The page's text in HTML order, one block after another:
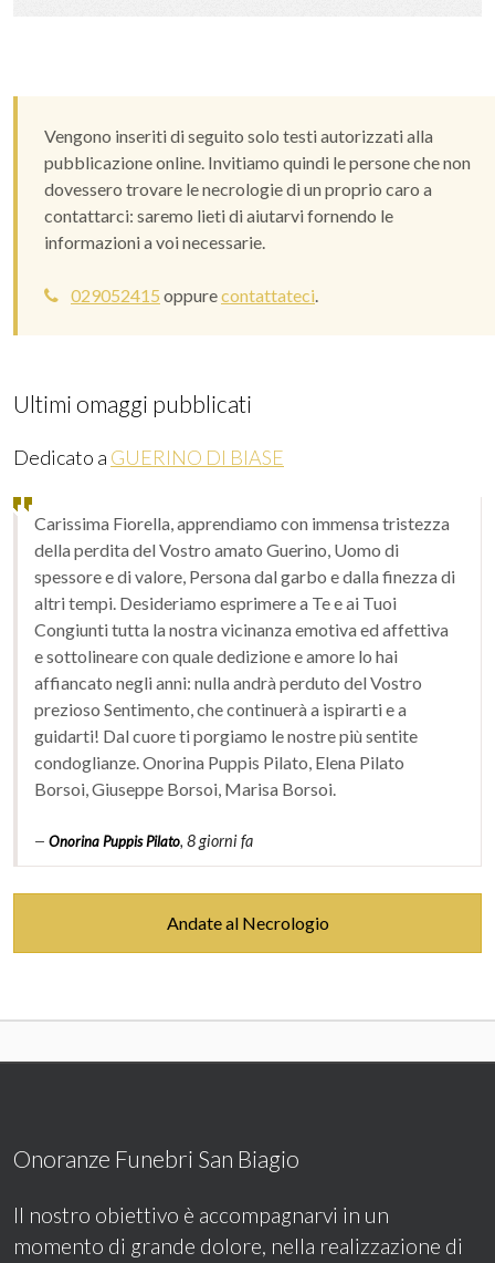
storia
dando
conforto
Vengono inseriti di seguito solo testi autorizzati alla
pubblicazione online. Invitiamo quindi le persone che non
dovessero trovare le necrologie di un proprio caro a
contattarci: saremo lieti di aiutarvi fornendo le
informazioni a voi necessarie.
029052415 oppurecontattateci.
Ultimi omaggi pubblicati
Dedicato a GUERINO DI BIASE
Carissima Fiorella, apprendiamo con immensa tristezza
della perdita del Vostro amato Guerino, Uomo di
spessore e di valore, Persona dal garbo e dalla finezza di
altri tempi. Desideriamo esprimere a Te e ai Tuoi
Congiunti tutta la nostra vicinanza emotiva ed affettiva
e sottolineare con quale dedizione e amore lo hai
affiancato negli anni: nulla andrà perduto del Vostro
prezioso Sentimento, che continuerà a ispirarti e a
guidarti! Dal cuore ti porgiamo le nostre più sentite
condoglianze. Onorina Puppis Pilato, Elena Pilato
Borsoi, Giuseppe Borsoi, Marisa Borsoi.
Onorina Puppis Pilato, 8 giorni fa
Andate al Necrologio
Onoranze Funebri San Biagio
Il nostro obiettivo è accompagnarvi in un
momento di grande dolore, nella realizzazione di